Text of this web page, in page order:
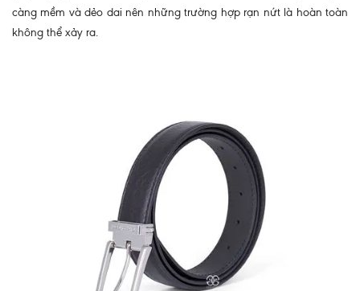
càng mềm và dẻo dai nên những trường hợp rạn nứt là hoàn toàn
không thể xảy ra.